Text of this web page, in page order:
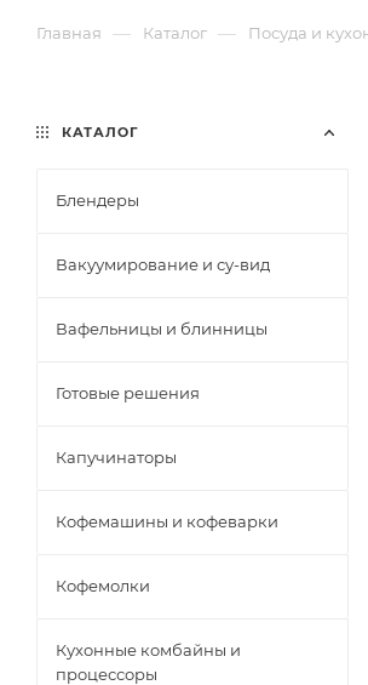
Главная — Каталог — Посуда и
КАТАЛОГ
Блендеры
Вакуумирование и су-вид
Вафельницы и блинницы
Готовые решения
Капучинаторы
Кофемашины и кофеварки
Кофемолки
Кухонные комбайны и
процессоры